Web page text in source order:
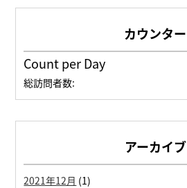
Count per Day
総訪問者数:
アーカイブ
2021年12月 (1)